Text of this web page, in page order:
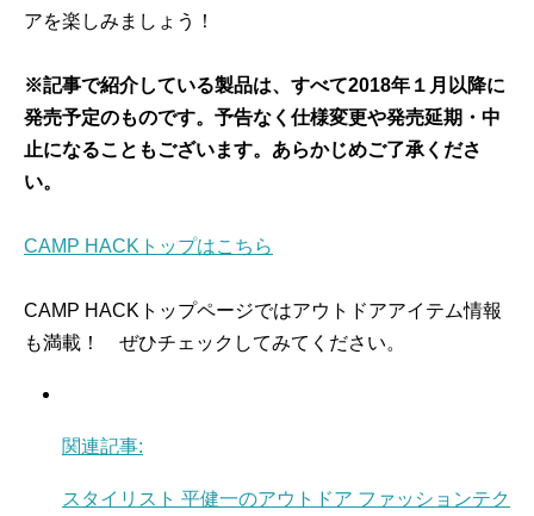
アを楽しみましょう！
※記事で紹介している製品は、すべて2018年１月以降に
発売予定のものです。予告なく仕様変更や発売延期・中
止になることもございます。あらかじめご了承くださ
い。
CAMP HACKトップはこちら
CAMP HACKトップページではアウトドアアイテム情報
も満載！ ぜひチェックしてみてください。
関連記事:
スタイリスト 平健一のアウトドア ファッションテク